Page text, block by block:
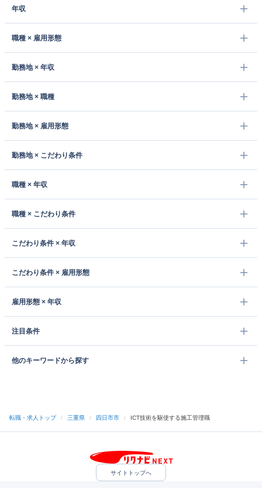
年収
職種 × 雇用形態
勤務地 × 年収
勤務地 × 職種
勤務地 × 雇用形態
勤務地 × こだわり条件
職種 × 年収
職種 × こだわり条件
こだわり条件 × 年収
こだわり条件 × 雇用形態
雇用形態 × 年収
注目条件
他のキーワードから探す
転職・求人トップ / 三重県 / 四日市市 / ICT技術を駆使する施工管理職
サイトトップへ